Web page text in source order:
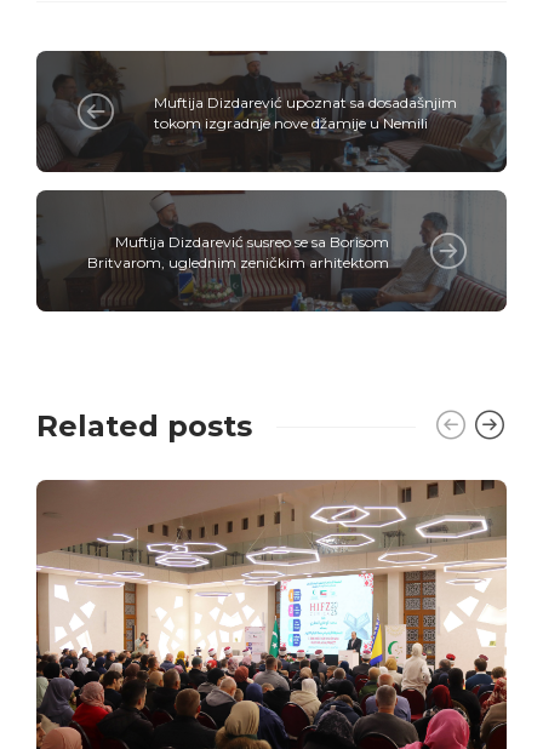
Muftija Dizdarević upoznat sa dosadašnjim
tokom izgradnje nove džamije u Nemili
Muftija Dizdarević susreo se sa Borisom
Britvarom, uglednim zeničkim arhitektom
Related posts